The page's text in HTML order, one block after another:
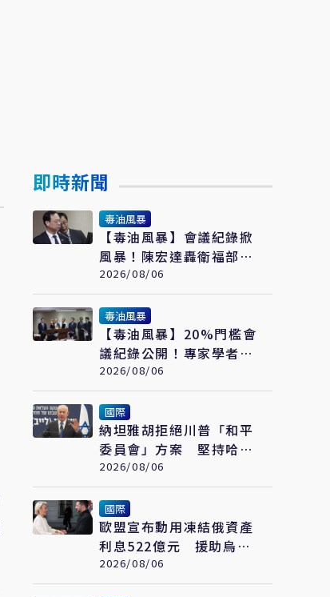
即時新聞
毒油風暴
【毒油風暴】會議紀錄掀
風暴！陳宏達轟衛福部
「先有結論再找證據」
3大爭議直指決策核心
2026/08/06
毒油風暴
【毒油風暴】20%門檻會
議紀錄公開！專家學者
「全部匿名」 網炸鍋：
蓋牌到何時
2026/08/06
國際
納坦雅胡拒絕川普「和平
委員會」方案 堅持哈瑪
斯徹底繳械才撤出加薩
2026/08/06
國際
歐盟宣布動用凍結俄資產
利息522億元 援助烏克
蘭抗戰
2026/08/06